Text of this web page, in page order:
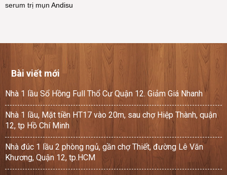
serum trị mụn Andisu
Bài viết mới
Nhà 1 lầu Sổ Hồng Full Thổ Cư Quận 12. Giảm Giá Nhanh
Nhà 1 lầu, Mặt tiền HT17 vào 20m, sau chợ Hiệp Thành, quận
12, tp Hồ Chí Minh
Nhà đúc 1 lầu 2 phòng ngủ, gần chợ Thiết, đường Lê Văn
Khương, Quận 12, tp.HCM